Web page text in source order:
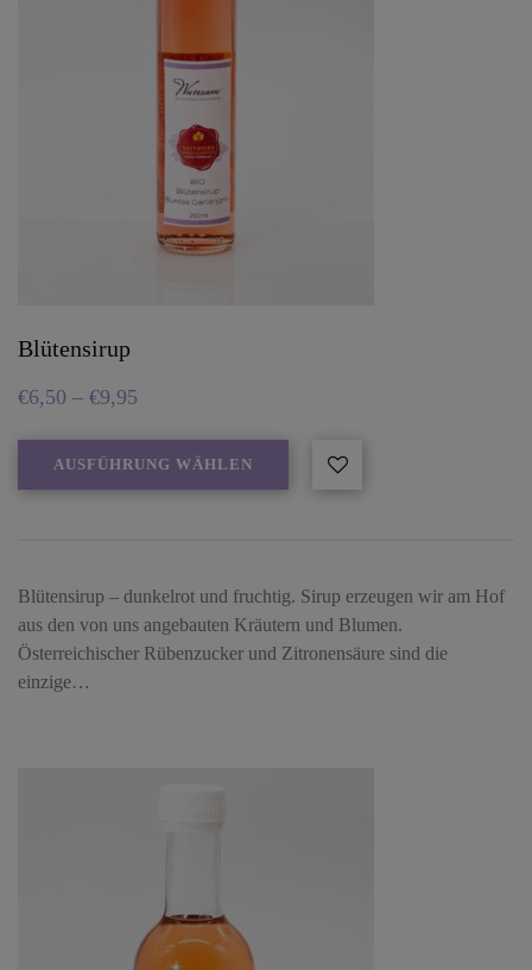
Blütensirup
€6,50 – €9,95
AUSFÜHRUNG WÄHLEN
Blütensirup – dunkelrot und fruchtig. Sirup erzeugen wir am Hof
aus den von uns angebauten Kräutern und Blumen.
Österreichischer Rübenzucker und Zitronensäure sind die
einzige…